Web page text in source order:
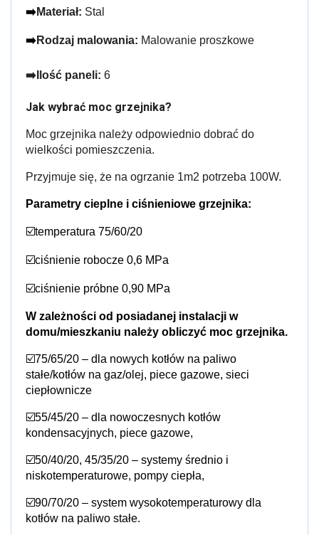
➡️Materiał: Stal
➡️Rodzaj malowania: Malowanie proszkowe
➡️ Ilość paneli: 6
Jak wybrać moc grzejnika?
Moc grzejnika należy odpowiednio dobrać do
wielkości pomieszczenia.
Przyjmuje się, że na ogrzanie 1m2 potrzeba 100W.
Parametry cieplne i ciśnieniowe grzejnika:
☑️temperatura 75/60/20
☑️ciśnienie robocze 0,6 MPa
☑️ciśnienie próbne 0,90 MPa
W zależności od posiadanej instalacji w
domu/mieszkaniu należy obliczyć moc grzejnika.
☑️75/65/20 – dla nowych kotłów na paliwo
stałe/kotłów na gaz/olej, piece gazowe, sieci
ciepłownicze
☑️55/45/20 – dla nowoczesnych kotłów
kondensacyjnych, piece gazowe,
☑️50/40/20, 45/35/20 – systemy średnio i
niskotemperaturowe, pompy ciepła,
☑️90/70/20 – system wysokotemperaturowy dla
kotłów na paliwo stałe.